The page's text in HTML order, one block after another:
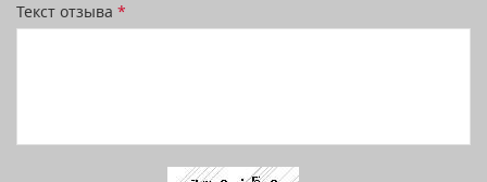
Текст отзыва *